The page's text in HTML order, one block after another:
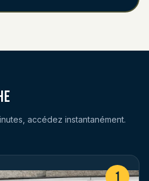
accédez instantanément.
1